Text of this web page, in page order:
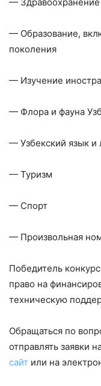
— Образование,
поколения
— Изучение
— Флора и фауна
— Узбекский язык и
— Туризм
— Спорт
— Произвольная
Победитель
право на
техническую
Обращаться по
отправлять заявки
сайт или на